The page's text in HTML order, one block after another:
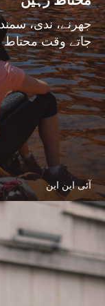
جھرنے، ندی،
جاتے وقت
آئی این این